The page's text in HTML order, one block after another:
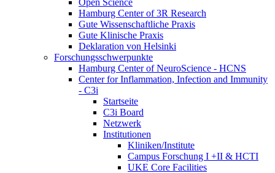
Open Science
Hamburg Center of 3R Research
Gute Wissenschaftliche Praxis
Gute Klinische Praxis
Deklaration von Helsinki
Forschungsschwerpunkte
Hamburg Center of NeuroScience - HCNS
Center for Inflammation, Infection and Immunity
- C3i
Startseite
C3i Board
Netzwerk
Institutionen
Kliniken/Institute
Campus Forschung I +II & HCTI
UKE Core Facilities